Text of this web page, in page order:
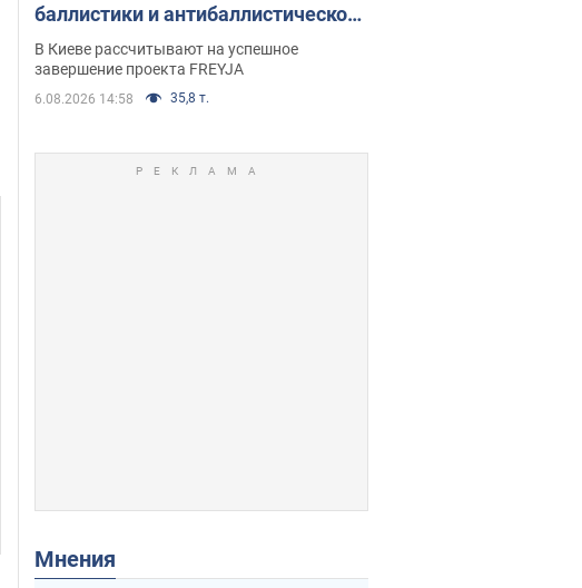
баллистики и антибаллистической
программы FREYJA: какие
решения готовятся
В Киеве рассчитывают на успешное
завершение проекта FREYJA
6.08.2026 14:58 35,8 т.
Мнения